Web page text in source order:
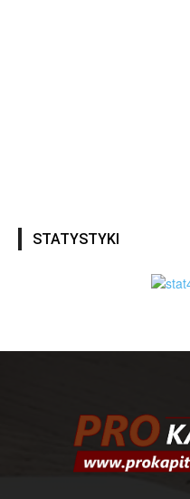
STATYSTYKI